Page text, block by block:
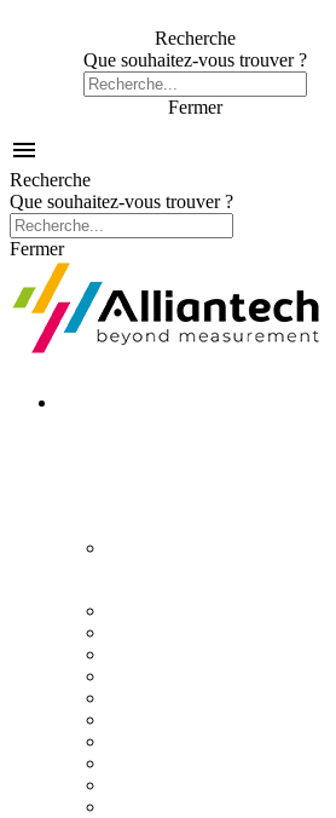
Recherche
Que souhaitez-vous trouver ?
Fermer

Recherche
Que souhaitez-vous trouver ?
Fermer